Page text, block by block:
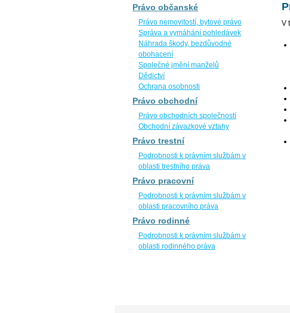
V
Právo občanské
Právo nemovitostí, bytové právo
Správa a vymáhání pohledávek
Náhrada škody, bezdůvodné
obohacení
Společné jmění manželů
Dědictví
Ochrana osobnosti
Právo obchodní
Právo obchodních společností
Obchodní závazkové vztahy
Právo trestní
Podrobnosti k právním službám v
oblasti trestního práva
Právo pracovní
Podrobnosti k právním službám v
oblasti pracovního práva
Právo rodinné
Podrobnosti k právním službám v
oblasti rodinného práva